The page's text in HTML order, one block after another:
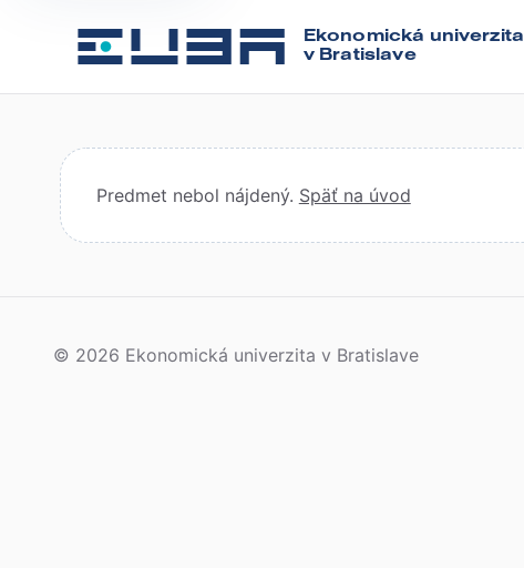
Ekonomická univerzita
v Bratislave
Predmet nebol nájdený. Späť na úvod
© 2026 Ekonomická univerzita v Bratislave